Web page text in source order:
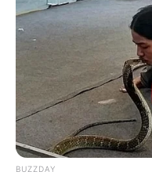
BUZZDAY